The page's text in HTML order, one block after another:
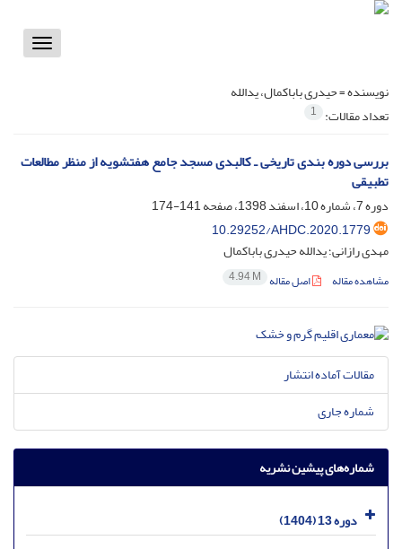
Toggle
نویسنده =حیدری باباکمال، یدالله
تعداد مقالات: 1
بررسی دوره بندی تاریخی ـ کالبدی مسجد جامع هفتشویه از منظر مطالعات
تطبیقی
دوره 7، شماره 10، اسفند 1398، صفحه
141-174
10.29252/AHDC.2020.1779
مهدی رازانی؛ یدالله حیدری باباکمال
مشاهده مقاله اصل مقاله 4.94 M
مقالات آماده انتشار
شماره جاری
شماره‌های پیشین نشریه
دوره 13 (1404)